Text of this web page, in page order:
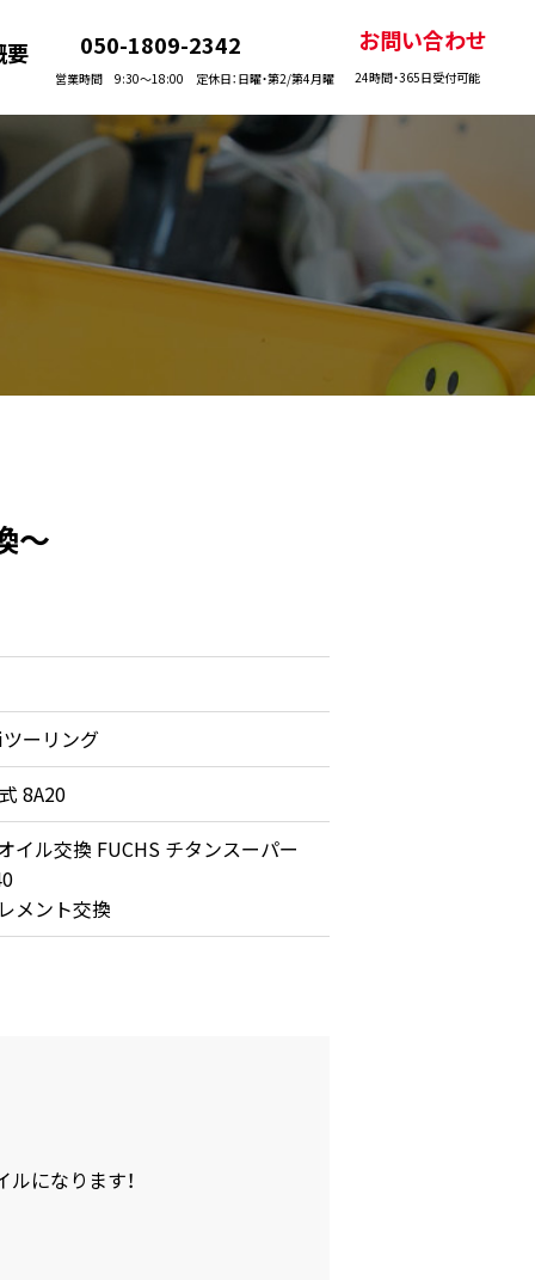
要 050-1809-2342
営業時間 9:30〜18:00 定休日：日曜・第2/第4月曜
お問い合わせ
24時間・365日受付可能
～
ーリング
8A20
イル交換 FUCHS チタンスーパー
メント交換
になります！